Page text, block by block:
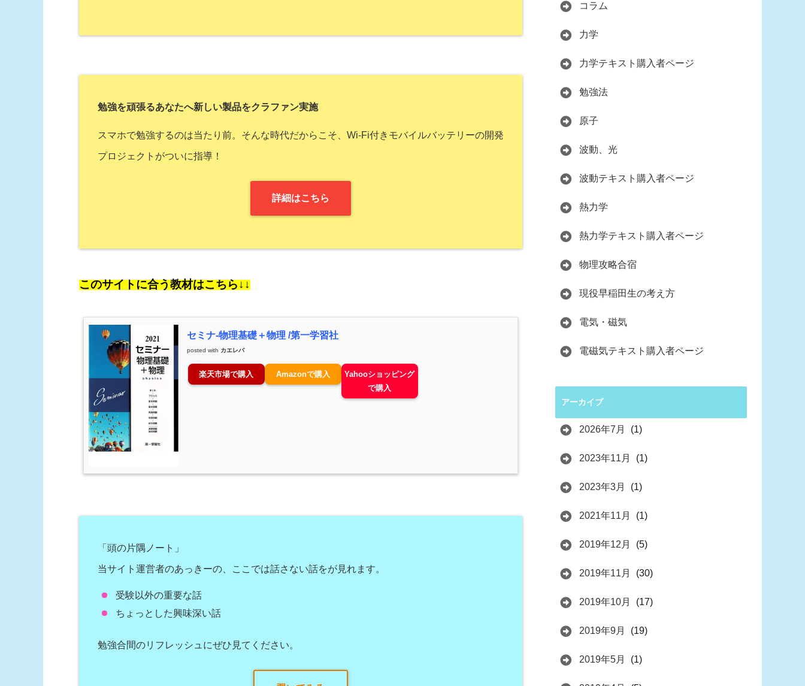
勉強を頑張るあなたへ新しい製品をクラファン実施
スマホで勉強するのは当たり前。そんな時代だからこそ、Wi-Fi付きモバイルバッテリーの開発
プロジェクトがついに指導！
詳細はこちら
このサイトに合う教材はこちら↓↓
セミナ-物理基礎＋物理 /第一学習社
posted with カエレバ
楽天市場で購入 Amazonで購入
Yahooショッピング
で購入
「頭の片隅ノート」
当サイト運営者のあっきーの、ここでは話さない話をが見れます。
受験以外の重要な話
ちょっとした興味深い話
勉強合間のリフレッシュにぜひ見てください。
コラム
力学
力学テキスト購入者ページ
勉強法
原子
波動、光
波動テキスト購入者ページ
熱力学
熱力学テキスト購入者ページ
物理攻略合宿
現役早稲田生の考え方
電気・磁気
電磁気テキスト購入者ページ
アーカイブ
2026年7月 (1)
2023年11月 (1)
2023年3月 (1)
2021年11月 (1)
2019年12月 (5)
2019年11月 (30)
2019年10月 (17)
2019年9月 (19)
2019年5月 (1)